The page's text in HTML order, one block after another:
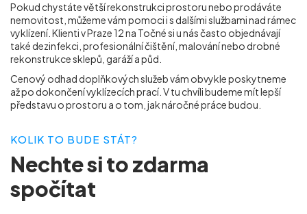
Pokud chystáte větší rekonstrukci prostoru nebo prodáváte
nemovitost, můžeme vám pomoci i s dalšími službami nad rámec
vyklízení. Klienti v Praze 12 na Točnési u nás často objednávají
také dezinfekci, profesionální čištění, malování nebo drobné
rekonstrukce sklepů, garáží a půd.
Cenový odhad doplňkových služeb vám obvykle poskytneme
až po dokončení vyklízecích prací. V tu chvíli budeme mít lepší
představu o prostoru a o tom, jak náročné práce budou.
KOLIK TO BUDE STÁT?
Nechte si tozdarma
spočítat